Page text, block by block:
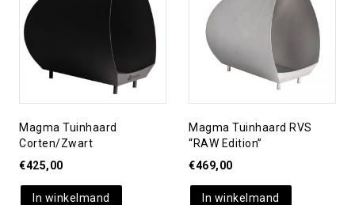
Magma Tuinhaard
Corten/zwart
€425,00
In winkelmand
Magma Tuinhaard RVS
“RAW Edition”
€469,00
In winkelmand